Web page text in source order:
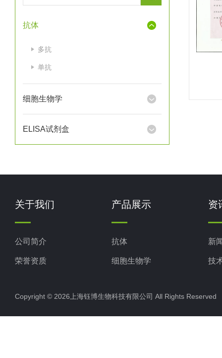
抗体
多抗
单抗
细胞生物学
ELISA试剂盒
关于我们
公司简介
荣誉资质
产品展示
抗体
细胞生物学
资
新
技
Copyright © 2026上海钰博生物科技有限公司 All Rights